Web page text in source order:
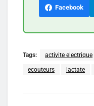
Facebook
Tags: activite electrique
ecouteurs lactate